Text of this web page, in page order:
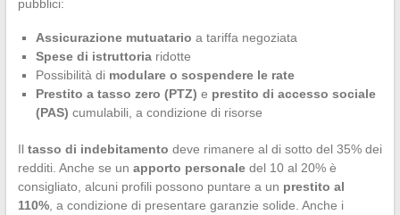
pubblici:
Assicurazione mutuatario a tariffa negoziata
Spese di istruttoriaridotte
Possibilità di modulare o sospendere le rate
Prestito a tasso zero (PTZ) e prestito di accesso sociale
(PAS) cumulabili, a condizione di risorse
Il tasso di indebitamento deve rimanere al di sotto del 35% dei
redditi. Anche se un apporto personaledel 10 al 20% è
consigliato, alcuni profili possono puntare a un prestito al
110%, a condizione di presentare garanzie solide. Anche i